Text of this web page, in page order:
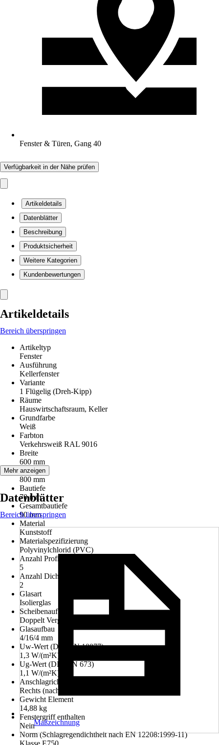
Fenster & Türen, Gang 40
Verfügbarkeit in der Nähe prüfen
Artikeldetails
Datenblätter
Beschreibung
Produktsicherheit
Weitere Kategorien
Kundenbewertungen
Artikeldetails
Bereich überspringen
Artikeltyp
Fenster
Ausführung
Kellerfenster
Variante
1 Flügelig (Dreh-Kipp)
Räume
Hauswirtschaftsraum, Keller
Grundfarbe
Weiß
Farbton
Verkehrsweiß RAL 9016
Breite
600 mm
Höhe
800 mm
Bautiefe
70 mm
Gesamtbautiefe
90 mm
Material
Kunststoff
Materialspezifizierung
Polyvinylchlorid (PVC)
Anzahl Profilkammern
5
Anzahl Dichtungen
2
Glasart
Isolierglas
Scheibenaufbau
Doppelt Verglast
Glasaufbau
4/16/4 mm
Uw-Wert (DIN EN 10077)
1,3 W/(m²K)
Ug-Wert (DIN EN 673)
1,1 W/(m²K)
Anschlagrichtung
Rechts (nach innen öffnend)
Gewicht Element
14,88 kg
Fenstergriff enthalten
Nein
Norm (Schlagregendichtheit nach EN 12208:1999-11)
Klasse E750
Mehr anzeigen
Datenblätter
Bereich überspringen
Maßzeichnung